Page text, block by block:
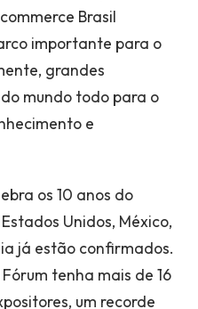
Brasil
importante para o
grandes
mundo todo para o
e
os 10 anos do
Unidos, México,
já estão confirmados.
tenha mais de 16
um recorde